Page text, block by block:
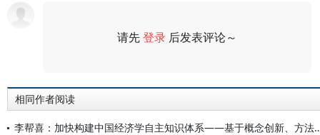
请先登录 后发表评论～
相同作者阅读
李帮喜：加快构建中国经济学自主知